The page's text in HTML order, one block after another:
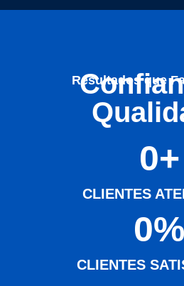
Resultados que
CLIENTES
0+
CLIENTES
0%